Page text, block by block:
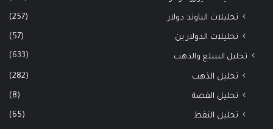
تحليلات الباوند دولار (257)
تحليلات الدولار ين (57)
تحليل السلع والذهب (633)
تحليل الذهب (282)
تحليل الفضة (8)
تحليل النفط (65)